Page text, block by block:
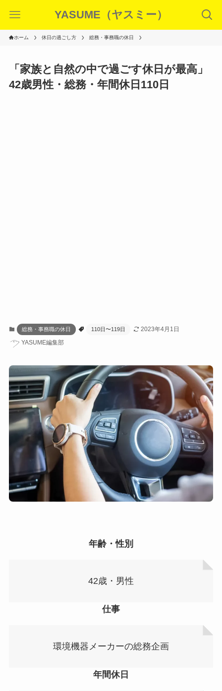
YASUME（ヤスミー）
ホーム 休日の過ごし方 総務・事務職の休日
「家族と自然の中で過ごす休日が最高」
42歳男性・総務・年間休日110日
総務・事務職の休日 110日〜119日
2023年4月1日
YASUME編集部
年齢・性別
42歳・男性
仕事
環境機器メーカーの総務企画
年間休日